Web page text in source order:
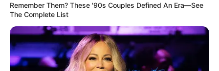
(foto: instagram/wild_flower_seven)
6. Kamu juga bisa mencampurnya dengan tanaman
lain supaya lebih apik
Remember Them? These '90s Couples Defined An Era—See
The Complete List